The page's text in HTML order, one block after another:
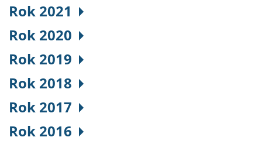
Rok 2021
Rok 2020
Rok 2019
Rok 2018
Rok 2017
Rok 2016